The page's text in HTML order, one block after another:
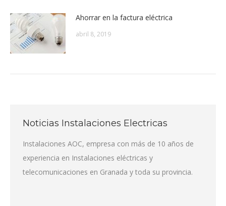
Ahorrar en la factura eléctrica
abril 8, 2019
Noticias Instalaciones Electricas
Instalaciones AOC, empresa con más de 10 años de
experiencia en Instalaciones eléctricas y
telecomunicaciones en Granada y toda su provincia.